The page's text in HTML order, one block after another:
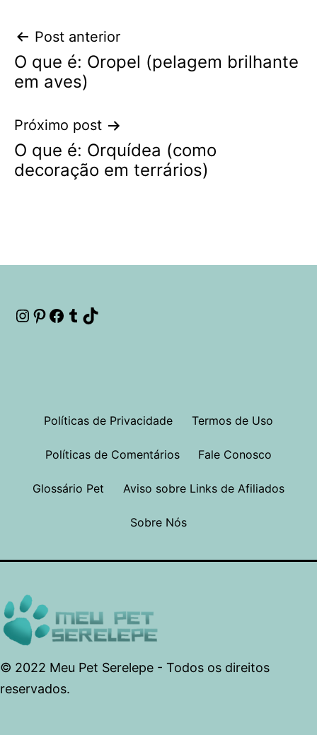
Navegação
de
Post anterior
O que é: Oropel (pelagem brilhante
em aves)
Próximo post
O que é: Orquídea (como
decoração em terrários)
Instagram
Pinterest
Facebook
Tumblr
Políticas de Privacidade Termos de Uso
Políticas de Comentários Fale Conosco
Glossário Pet Aviso sobre Links de Afiliados
Sobre Nós
© 2022 Meu Pet Serelepe - Todos os direitos
reservados.